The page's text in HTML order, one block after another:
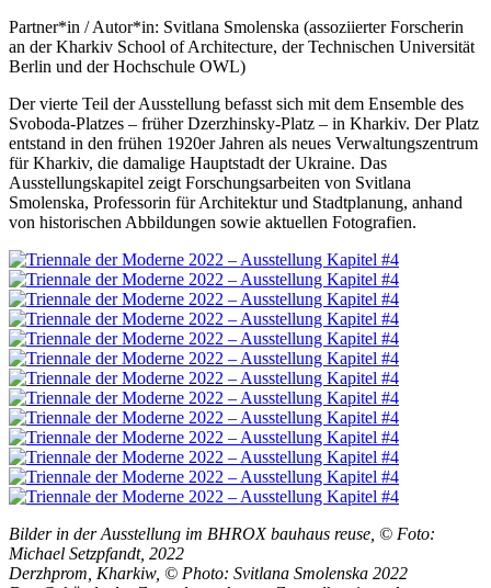
Partner*in / Autor*in: Svitlana Smolenska (assoziierter Forscherin
an der Kharkiv School of Architecture, der Technischen Universität
Berlin und der Hochschule OWL)
Der vierte Teil der Ausstellung befasst sich mit dem Ensemble des
Svoboda-Platzes – früher Dzerzhinsky-Platz – in Kharkiv. Der Platz
entstand in den frühen 1920er Jahren als neues Verwaltungszentrum
für Kharkiv, die damalige Hauptstadt der Ukraine. Das
Ausstellungskapitel zeigt Forschungsarbeiten von Svitlana
Smolenska, Professorin für Architektur und Stadtplanung, anhand
von historischen Abbildungen sowie aktuellen Fotografien.
Bilder in der Ausstellung im BHROX bauhaus reuse, © Foto:
Michael Setzpfandt, 2022
Derzhprom, Kharkiw, © Photo: Svitlana Smolenska 2022